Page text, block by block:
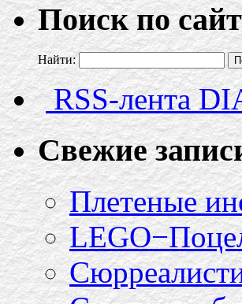
Поиск по
Найти:
RSS-лента
Свежие
Плетеные